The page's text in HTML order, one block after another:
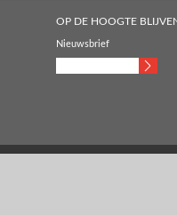
OP DE HOOGTE
Nieuwsbrief